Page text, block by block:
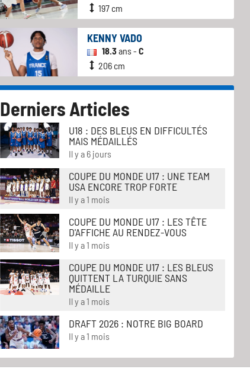
197 cm
KENNY VADO
18.3ans -C
206 cm
Derniers Articles
U18 : DES BLEUS EN DIFFICULTÉS
MAIS MÉDAILLÉS
Il y a 6 jours
COUPE DU MONDE U17 : UNE TEAM
USA ENCORE TROP FORTE
Il y a 1 mois
COUPE DU MONDE U17 : LES TÊTE
D'AFFICHE AU RENDEZ-VOUS
Il y a 1 mois
COUPE DU MONDE U17 : LES BLEUS
QUITTENT LA TURQUIE SANS
MÉDAILLE
Il y a 1 mois
DRAFT 2026 : NOTRE BIG BOARD
Il y a 1 mois